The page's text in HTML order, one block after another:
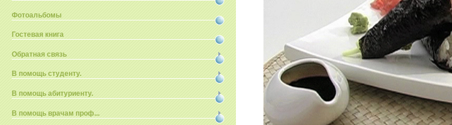
Фотоальбомы
Гостевая книга
Обратная связь
В помощь студенту.
В помощь абитуриенту.
В помощь врачам проф...